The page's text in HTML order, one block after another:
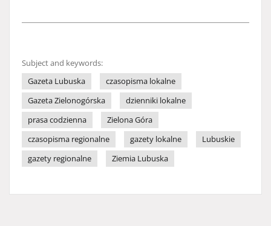
Subject and keywords:
Gazeta Lubuska
czasopisma lokalne
Gazeta Zielonogórska
dzienniki lokalne
prasa codzienna
Zielona Góra
czasopisma regionalne
gazety lokalne
Lubuskie
gazety regionalne
Ziemia Lubuska